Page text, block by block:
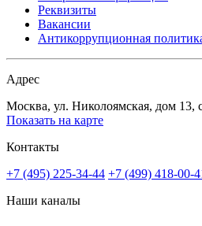
Реквизиты
Вакансии
Антикоррупционная
Адрес
Москва, ул. Николоямская, дом 13,
Показать на карте
Контакты
+7 (495) 225-34-44 +7 (499) 418-00-
Наши каналы